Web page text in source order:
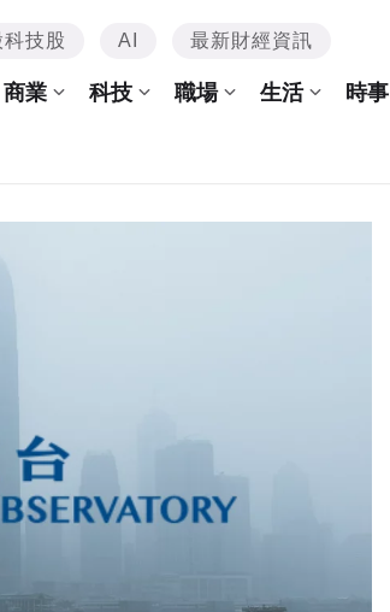
科技股 AI 最新財經資訊
商業 科技 職場 生活 時事